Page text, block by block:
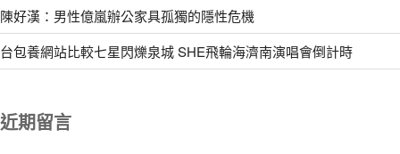
陳好漢：男性億嵐辦公家具孤獨的隱性危機
台包養網站比較七星閃爍泉城 SHE飛輪海濟南演唱會倒計時
近期留言